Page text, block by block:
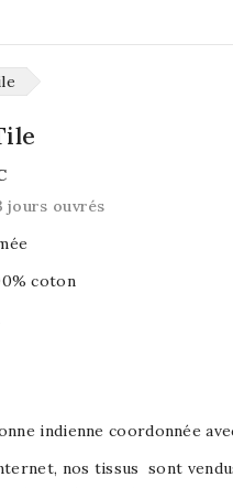
jours ouvrés
coton
indienne coordonnée
nos tissus sont